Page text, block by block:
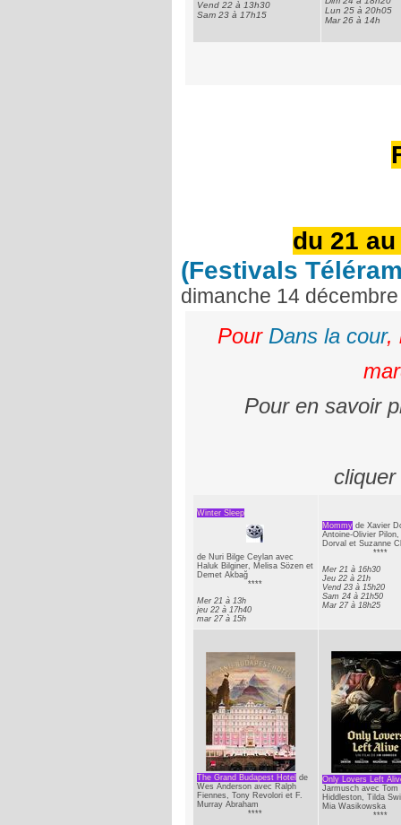
Vend 22 à 13h30
Sam 23 à 17h15
Lun 25 à 20h05
Mar 26 à 14h
du 21
(Festivals
dimanche 14
Pour Dans la cour,
Pour en savoir
Winter Sleep
de Nuri Bilge Ceylan avec
Haluk Bilginer, Melisa Sözen et
Demet Akbağ
****
Mer 21 à 13h
jeu 22 à 17h40
mar 27 à 15h
Mommyde Xavier
Antoine-Olivier Pilon,
Dorval et Suzanne
****
Mer 21 à 16h30
Jeu 22 à 21h
Vend 23 à 15h20
Sam 24 à 21h50
Mar 27 à 18h25
The Grand Budapest Hotel de
Wes Anderson avec Ralph
Fiennes, Tony Revolori et F.
Murray Abraham
****
Only Lovers Left
Jarmusch avec Tom
Hiddleston, Tilda
Mia Wasikowska
****